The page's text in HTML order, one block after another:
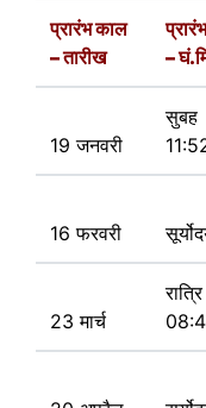
प्रारंभ काल
– तारीख
–
19 जनवरी
सुबह
16 फरवरी
23 मार्च
रात्रि